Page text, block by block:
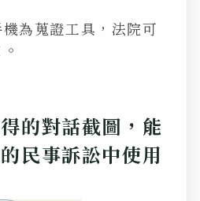
為蒐證工具，法院可
的對話截圖，能
民事訴訟中使用